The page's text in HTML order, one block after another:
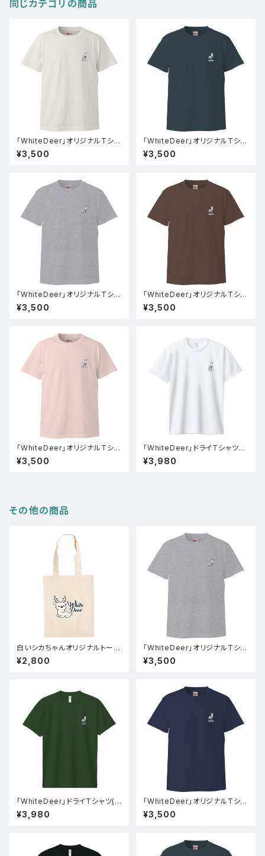
同じカテゴリの商品
「WhiteDeer」オリジナルTシャ
ツ(バニラホワイト)
¥3,500
「WhiteDeer」オリジナルTシャ
ツ(スレート)
¥3,500
「WhiteDeer」オリジナルTシャ
ツ(グレー)
¥3,500
「WhiteDeer」オリジナルTシャ
ツ(チャコール)
¥3,500
「WhiteDeer」オリジナルTシャ
ツ(ベビーピンク)
¥3,500
「WhiteDeer」ドライTシャツ
(ホワイト)
¥3,980
その他の商品
白いシカちゃんオリジナルトート
バック(両面)
¥2,800
「WhiteDeer」オリジナルTシャ
ツ(グレー)
¥3,500
「WhiteDeer」ドライTシャツ(オ
リーブ)
¥3,980
「WhiteDeer」オリジナルTシャ
ツ(インディゴ)
¥3,500